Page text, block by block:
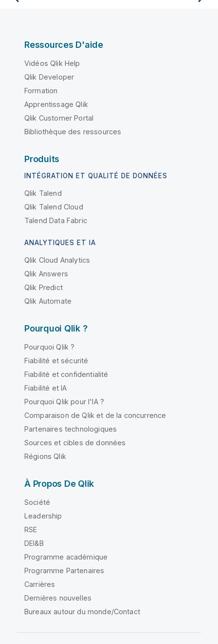
Ressources D'aide
Vidéos Qlik Help
Qlik Developer
Formation
Apprentissage Qlik
Qlik Customer Portal
Bibliothèque des ressources
Produits
INTÉGRATION ET QUALITÉ DE DONNÉES
Qlik Talend
Qlik Talend Cloud
Talend Data Fabric
ANALYTIQUES ET IA
Qlik Cloud Analytics
Qlik Answers
Qlik Predict
Qlik Automate
Pourquoi Qlik ?
Pourquoi Qlik ?
Fiabilité et sécurité
Fiabilité et confidentialité
Fiabilité et IA
Pourquoi Qlik pour l'IA ?
Comparaison de Qlik et de la concurrence
Partenaires technologiques
Sources et cibles de données
Régions Qlik
À Propos De Qlik
Société
Leadership
RSE
DEI&B
Programme académique
Programme Partenaires
Carrières
Dernières nouvelles
Bureaux autour du monde/Contact